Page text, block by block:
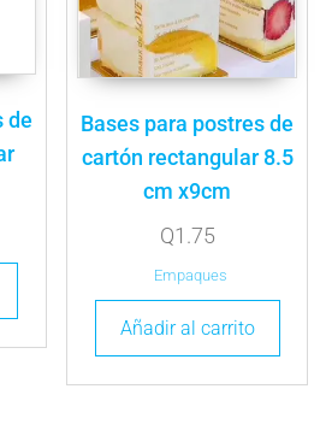
de
Bases para postres de
cartón rectangular 8.5
cm x9cm
Q1.75
Empaques
Añadir al carrito